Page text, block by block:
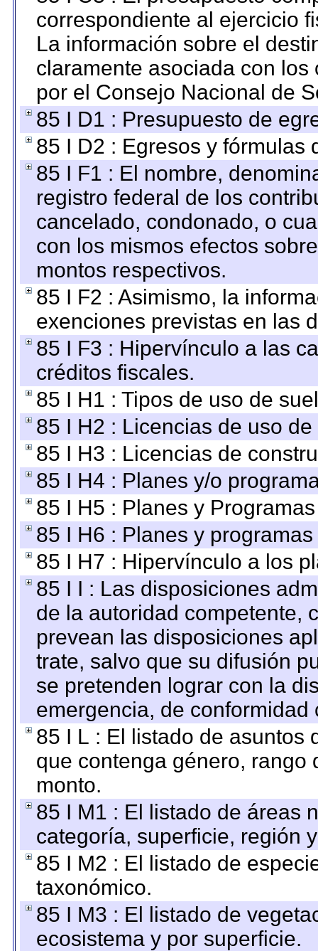
correspondiente al ejercicio
La información sobre el
claramente asociada con
por el Consejo Nacional de
85 I D1 : Presupuesto de
85 I D2 : Egresos y fórmulas
85 I F1 : El nombre,
registro federal de los
cancelado, condonado, o
con los mismos efectos
montos respectivos.
85 I F2 : Asimismo, la
exenciones previstas en las
85 I F3 : Hipervínculo a las
créditos fiscales.
85 I H1 : Tipos de uso de
85 I H2 : Licencias de uso
85 I H3 : Licencias de
85 I H4 : Planes y/o
85 I H5 : Planes y
85 I H6 : Planes y
85 I H7 : Hipervínculo a los
85 I I : Las disposiciones
de la autoridad competente,
prevean las disposiciones
trate, salvo que su difusión
se pretenden lograr con la
emergencia, de
85 I L : El listado de asuntos
que contenga género, rango
monto.
85 I M1 : El listado de áreas
categoría, superficie, región
85 I M2 : El listado de
taxonómico.
85 I M3 : El listado de
ecosistema y por superficie.